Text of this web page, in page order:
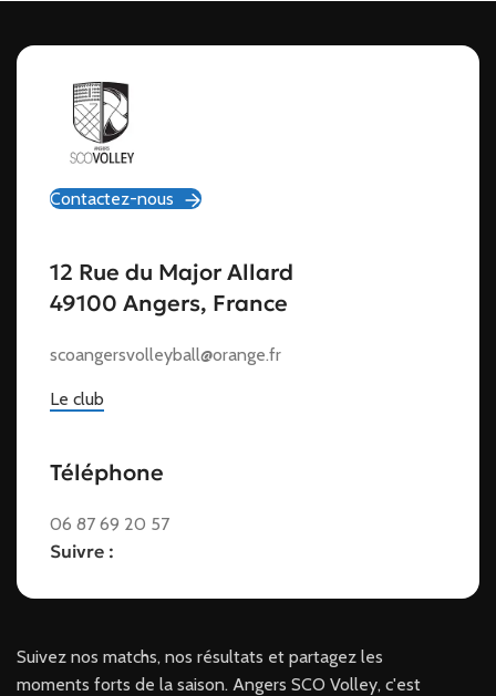
Contactez-nous
12 Rue du Major Allard
49100 Angers, France
scoangersvolleyball@orange.fr
Le club
Téléphone
06 87 69 20 57
Suivre :
Suivez nos matchs, nos résultats et partagez les
moments forts de la saison. Angers SCO Volley, c'est